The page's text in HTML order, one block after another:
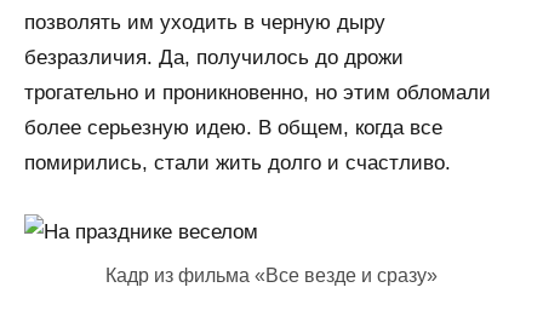
позволять им уходить в черную дыру
безразличия. Да, получилось до дрожи
трогательно и проникновенно, но этим обломали
более серьезную идею. В общем, когда все
помирились, стали жить долго и счастливо.
Кадр из фильма «Все везде и сразу»